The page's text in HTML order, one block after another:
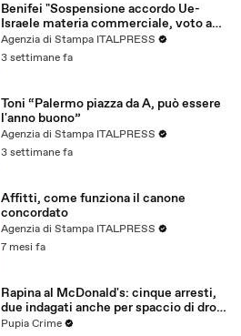
Benifei "Sospensione accordo Ue-
Israele materia commerciale, voto a
maggioranza"
Agenzia di Stampa ITALPRESS
3 settimane fa
Toni “Palermo piazza da A, può essere
l'anno buono”
Agenzia di Stampa ITALPRESS
3 settimane fa
Affitti, come funziona il canone
concordato
Agenzia di Stampa ITALPRESS
7 mesi fa
Rapina al McDonald's: cinque arresti,
due indagati anche per spaccio di droga
(03.08.26)
Pupia Crime